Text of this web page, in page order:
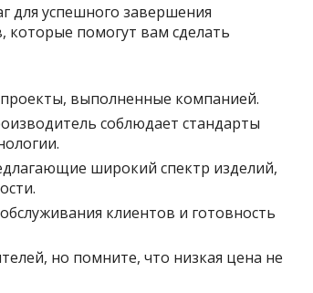
успешного завершения
которые помогут вам сделать
выполненные компанией.
соблюдает стандарты
широкий спектр изделий,
клиентов и готовность
но помните, что низкая цена не